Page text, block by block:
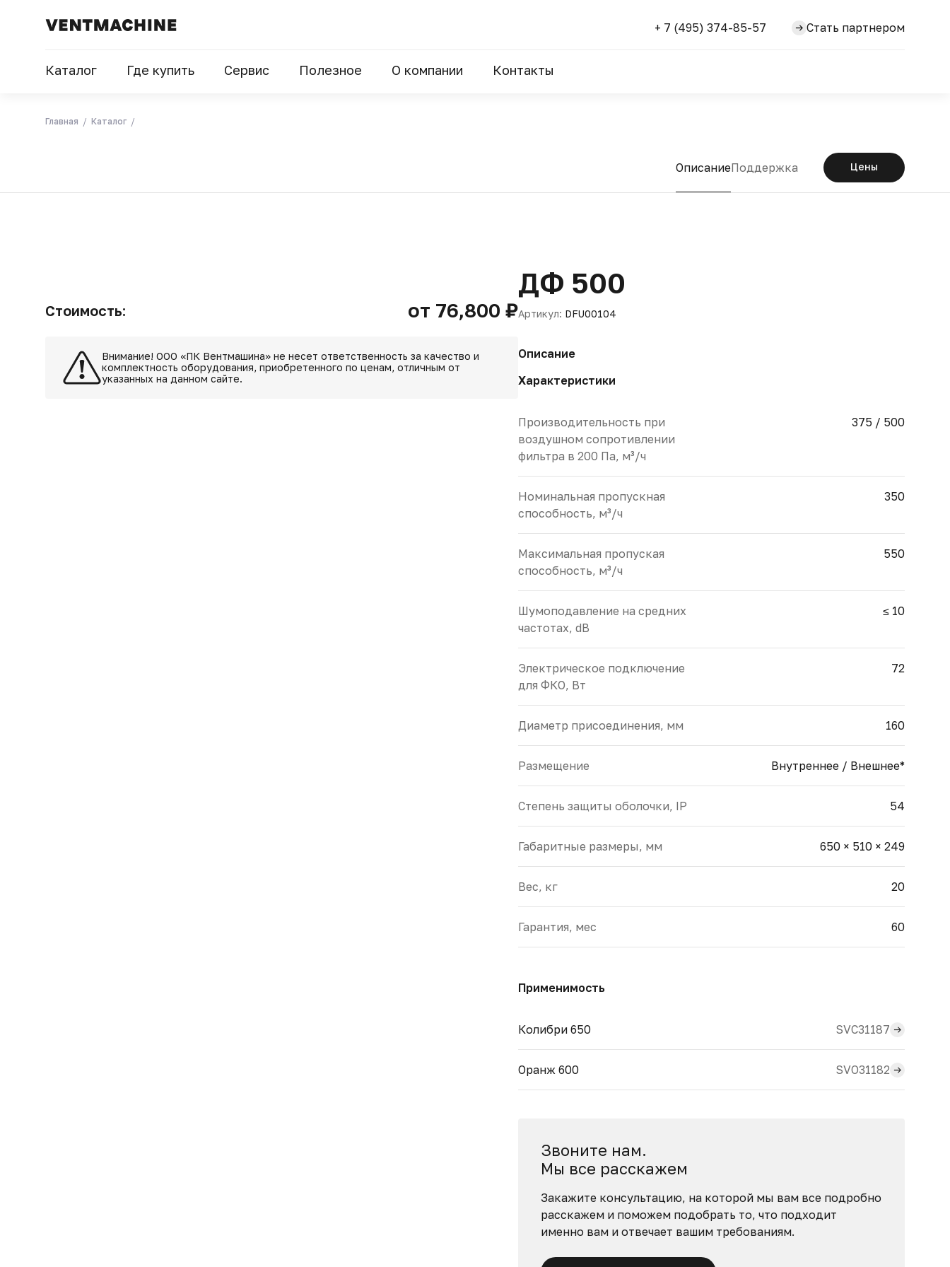
+ 7 (495) 374-85-57 Стать партнером
Каталог Где купить Сервис Полезное О компании Контакты
Главная Каталог
ОписаниеПоддержка Цены
Стоимость: от 76,800 ₽
Внимание! ООО «ПК Вентмашина» не несет ответственность за качество и
комплектность оборудования, приобретенного по ценам, отличным от
указанных на данном сайте.
ДФ 500
Артикул: DFU00104
Описание
Характеристики
Производительность при
воздушном сопротивлении
фильтра в 200 Па, м³/ч
375 / 500
Номинальная пропускная
способность, м³/ч
350
Максимальная пропуская
способность, м³/ч
550
Шумоподавление на средних
частотах, dB
≤ 10
Электрическое подключение
для ФКО, Вт
72
Диаметр присоединения, мм 160
Размещение Внутреннее / Внешнее*
Cтепень защиты оболочки, IP 54
Габаритные размеры, мм 650 × 510 × 249
Вес, кг 20
Гарантия, мес 60
Применимость
Колибри 650 SVC31187
Оранж 600 SVO31182
Звоните нам.
Мы все расскажем
Закажите консультацию, на которой мы вам все подробно
расскажем и поможем подобрать то, что подходит
именно вам и отвечает вашим требованиям.